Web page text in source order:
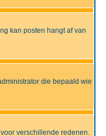
kan posten hangt af van
die bepaald wie
verschillende redenen.